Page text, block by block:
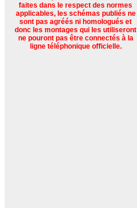
faites dans le respect des normes
applicables, les schémas publiés ne
sont pas agréés ni homologués et
donc les montages qui les utiliseront
ne pouront pas être connectés à la
ligne téléphonique officielle.